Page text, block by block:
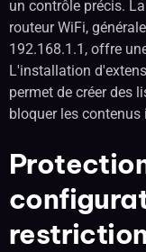
un contrôle précis.
routeur WiFi,
192.168.1.1, offre
L'installation
permet de créer des
bloquer les